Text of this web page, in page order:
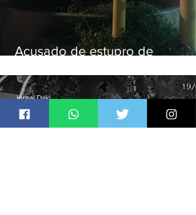
Acusado de estupro de
Jornal Daki
há 24 horas